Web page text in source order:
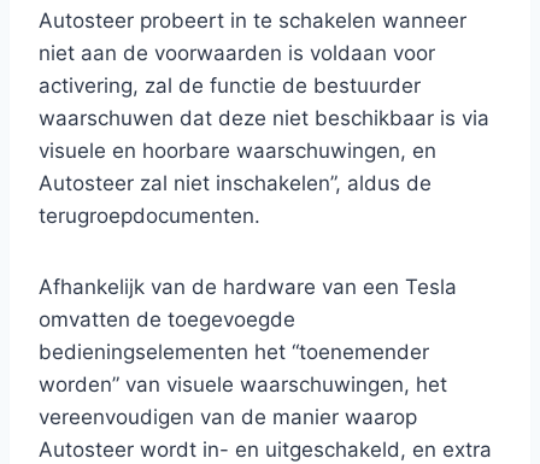
Autosteer probeert in te schakelen wanneer
niet aan de voorwaarden is voldaan voor
activering, zal de functie de bestuurder
waarschuwen dat deze niet beschikbaar is via
visuele en hoorbare waarschuwingen, en
Autosteer zal niet inschakelen”, aldus de
terugroepdocumenten.
Afhankelijk van de hardware van een Tesla
omvatten de toegevoegde
bedieningselementen het “toenemender
worden” van visuele waarschuwingen, het
vereenvoudigen van de manier waarop
Autosteer wordt in- en uitgeschakeld, en extra